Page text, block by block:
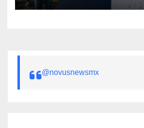
@novusnewsmx